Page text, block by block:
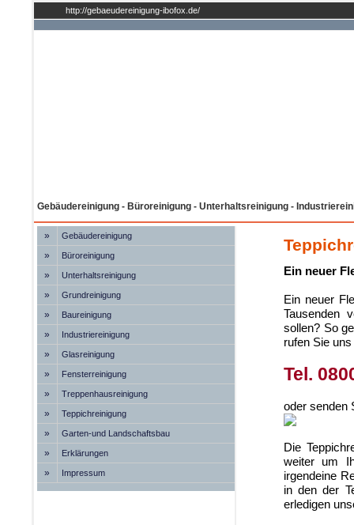
http://gebaeudereinigung-ibofox.de/
Gebäudereinigung - Büroreinigung - Unterhaltsreinigung -
» Gebäudereinigung
» Büroreinigung
» Unterhaltsreinigung
» Grundreinigung
» Baureinigung
» Industriereinigung
» Glasreinigung
» Fensterreinigung
» Treppenhausreinigung
» Teppichreinigung
» Garten-und Landschaftsbau
» Erklärungen
» Impressum
Ein neuer
Ein neuer
Tausenden
sollen? So
rufen Sie
Tel.
oder senden
Die
weiter um
irgendeine
in den der
erledigen